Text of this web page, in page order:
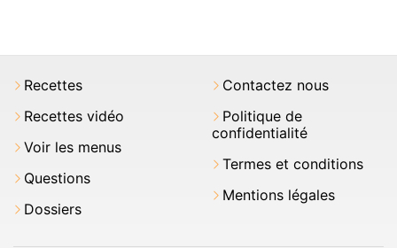
Recettes
Recettes vidéo
Voir les menus
Questions
Dossiers
Contactez nous
Politique de
confidentialité
Termes et conditions
Mentions légales